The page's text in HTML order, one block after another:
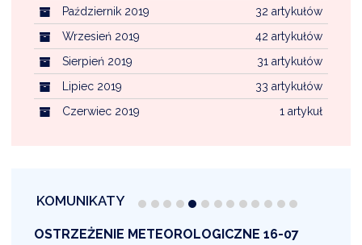
32 artykułów
Październik 2019
42 artykułów
Wrzesień 2019
31 artykułów
Sierpień 2019
33 artykułów
Lipiec 2019
1 artykuł
Czerwiec 2019
KOMUNIKATY
OSTRZEŻENIE METEOROLOGICZNE 16-07